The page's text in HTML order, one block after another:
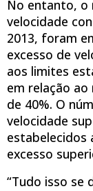
No entanto, o
velocidade
2013, foram
excesso de
aos limites
em relação
de 40%. O
velocidade
estabelecidos
excesso
“Tudo isso se